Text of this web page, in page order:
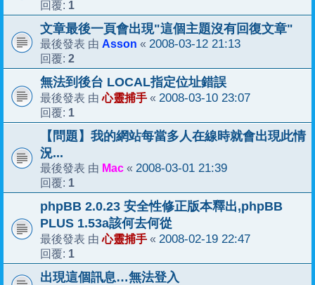
回覆: 1
文章最後一頁會出現"這個主題沒有回復文章"
最後發表 由 Asson « 2008-03-12 21:13
回覆: 2
無法到後台 LOCAL指定位址錯誤
最後發表 由心靈捕手 « 2008-03-10 23:07
回覆: 1
【問題】我的網站每當多人在線時就會出現此情
況...
最後發表 由 Mac « 2008-03-01 21:39
回覆: 1
phpBB 2.0.23 安全性修正版本釋出,phpBB
PLUS 1.53a該何去何從
最後發表 由心靈捕手 « 2008-02-19 22:47
回覆: 1
出現這個訊息…無法登入